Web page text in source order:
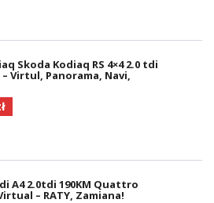
Skoda Kodiaq RS 4×4 2.0 tdi
– Virtul, Panorama, Navi,
A4 2.0tdi 190KM Quattro
– RATY, Zamiana!